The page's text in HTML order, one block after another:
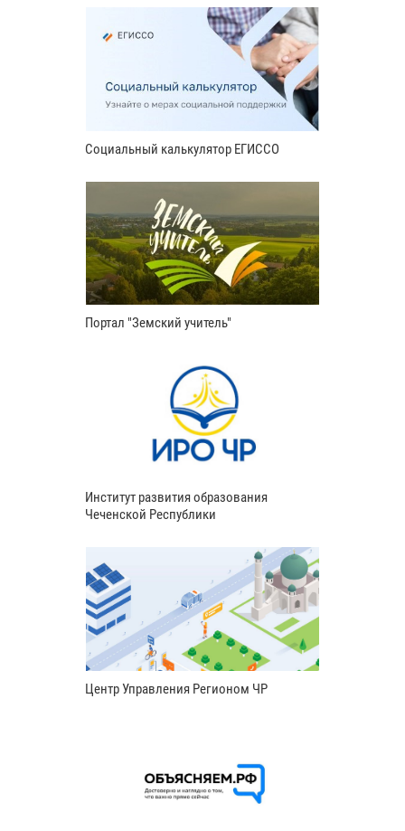
Социальный калькулятор ЕГИССО
Портал "Земский учитель"
Институт развития образования
Чеченской Республики
Центр Управления Регионом ЧР